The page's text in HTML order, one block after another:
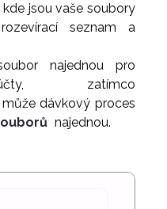
jsou vaše soubory
seznam a
najednou pro
zatímco
může dávkový proces
najednou.